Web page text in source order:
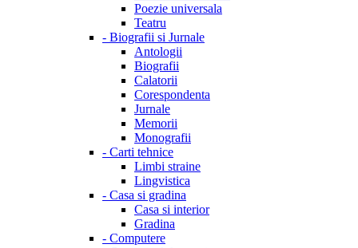
Poezie universala
Teatru
- Biografii si Jurnale
Antologii
Biografii
Calatorii
Corespondenta
Jurnale
Memorii
Monografii
- Carti tehnice
Limbi straine
Lingvistica
- Casa si gradina
Casa si interior
Gradina
- Computere